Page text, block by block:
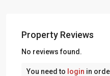
Property Reviews
No reviews found.
You need to login in